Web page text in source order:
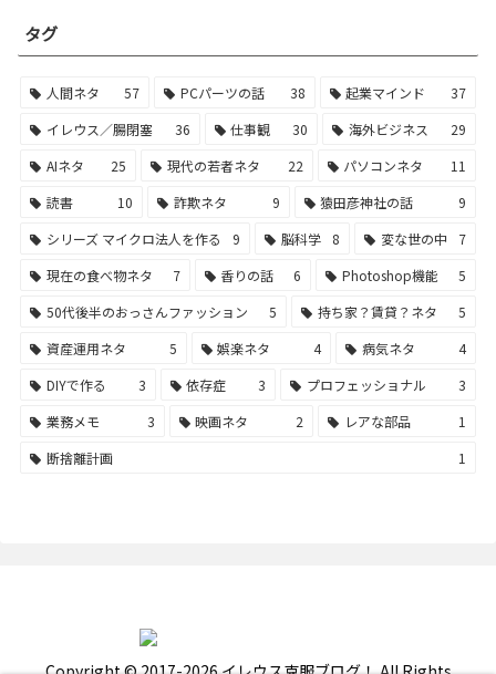
タグ
人間ネタ 57 PCパーツの話 38 起業マインド
37
イレウス／腸閉塞
36 仕事観 30 海外ビジネス
29
AIネタ
25 現代の若者ネタ 22 パソコンネタ
11
読書
10 詐欺ネタ 9 猿田彦神社の話
9
シリーズ マイクロ法人を作る
9 脳科学 8 変な世の中
7
現在の食べ物ネタ
7 香りの話 6 Photoshop機能
5
50代後半のおっさんファッション
5 持ち家？賃貸？ネタ
5
資産運用ネタ
5 娯楽ネタ 4 病気ネタ
4
DIYで作る
3 依存症 3 プロフェッショナル
3
業務メモ
3 映画ネタ 2 レアな部品
1
断捨離計画
1